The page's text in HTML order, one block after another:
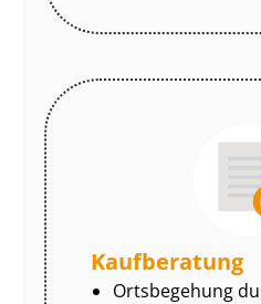
Kaufberatung
Ortsbegehung